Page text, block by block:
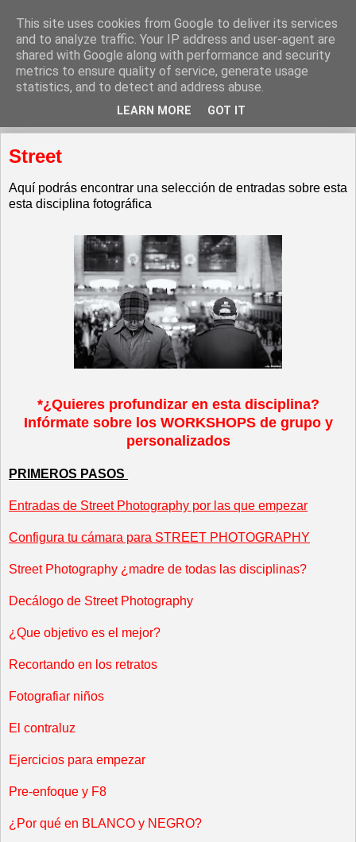
Street
Aquí podrás encontrar una selección de entradas sobre esta
esta disciplina fotográfica
*¿Quieres profundizar en esta disciplina?
Infórmate sobre los WORKSHOPS de grupo y
personalizados
PRIMEROS PASOS
Entradas de Street Photography por las que empezar
Configura tu cámara para STREET PHOTOGRAPHY
Street Photography ¿madre de todas las disciplinas?
Decálogo de Street Photography
¿Que objetivo es el mejor?
Recortando en los retratos
Fotografiar niños
El contraluz
Ejercicios para empezar
Pre-enfoque y F8
¿Por qué en BLANCO y NEGRO?
This site uses cookies from Google to deliver its services
and to analyze traffic. Your IP address and user-agent are
shared with Google along with performance and security
metrics to ensure quality of service, generate usage
statistics, and to detect and address abuse.
LEARN MORE GOT IT